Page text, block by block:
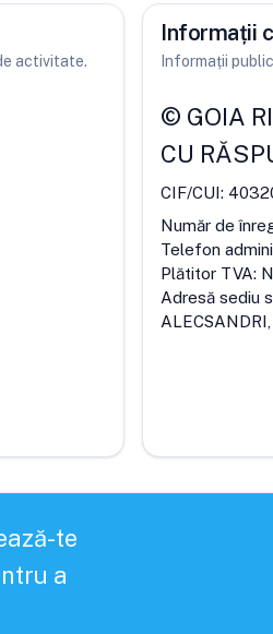
activitate.
Informații
Informații
© GOIA
CU
CIF/CUI:
Număr de
Telefon
Plătitor TVA:
Adresă sediu
ALECSANDRI,
te
a